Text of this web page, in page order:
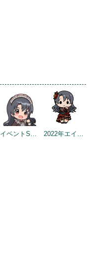
イベントSD #5 2022年エイプリルフールネタ